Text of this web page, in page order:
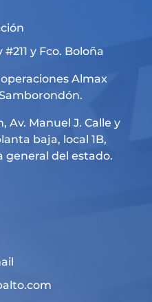
y Fco. Boloña
Almax
Av. Manuel J. Calle y
baja, local 1B,
del estado.